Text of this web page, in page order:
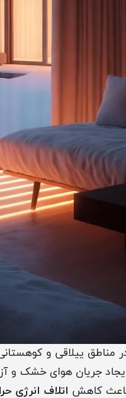
مناطق ییلاقی و
جریان هوای خشک و
کاهش اتلاف انرژی